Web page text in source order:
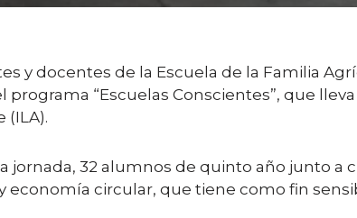
y docentes de la Escuela de la Familia
programa “Escuelas Conscientes”, que
(ILA).
jornada, 32 alumnos de quinto año junto
economía circular, que tiene como fin